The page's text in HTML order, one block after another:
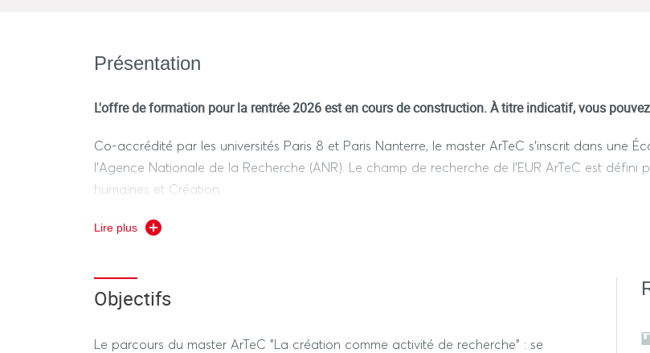
Présentation
L'offre de formation pour la rentrée 2026 est en cours de construction. À titre indicatif, vous
Co-accrédité par les universités Paris 8 et Paris Nanterre, le master ArTeC s’inscrit dans une
l’Agence Nationale de la Recherche (ANR). Le champ de recherche de l’EUR ArTeC est
humaines et Création.
Le master de recherche création ArTeC est un master transdisciplinaire, à la croisée des
https://eur-artec.fr/
Lire plus
Objectifs
Le parcours du master ArTeC "La création comme activité de recherche" : se